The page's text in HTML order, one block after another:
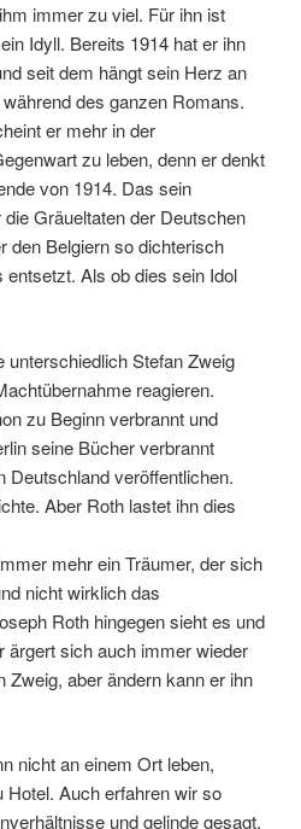
immer zu viel. Für ihn ist
Idyll. Bereits 1914 hat er ihn
seit dem hängt sein Herz an
des ganzen Romans.
er mehr in der
zu leben, denn er denkt
von 1914. Das sein
Gräueltaten der Deutschen
den Belgiern so dichterisch
Als ob dies sein Idol
Stefan Zweig
reagieren.
zu Beginn verbrannt und
seine Bücher verbrannt
Deutschland veröffentlichen.
Aber Roth lastet ihn dies
mehr ein Träumer, der sich
nicht wirklich das
Roth hingegen sieht es und
ärgert sich auch immer wieder
Zweig, aber ändern kann er ihn
nicht an einem Ort leben,
Auch erfahren wir so
und gelinde gesagt,